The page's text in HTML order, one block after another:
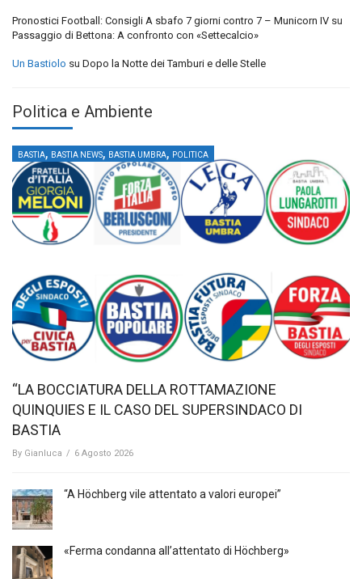
Pronostici Football: Consigli A sbafo 7 giorni contro 7 – Municorn IV su
Passaggio di Bettona: A confronto con «Settecalcio»
Un Bastiolo su Dopo la Notte dei Tamburi e delle Stelle
Politica e Ambiente
BASTIA, BASTIA NEWS, BASTIA UMBRA, POLITICA
“LA BOCCIATURA DELLA ROTTAMAZIONE
QUINQUIES E IL CASO DEL SUPERSINDACO DI
BASTIA
By Gianluca / 6 Agosto 2026
“A Höchberg vile attentato a valori europei”
«Ferma condanna all’attentato di Höchberg»